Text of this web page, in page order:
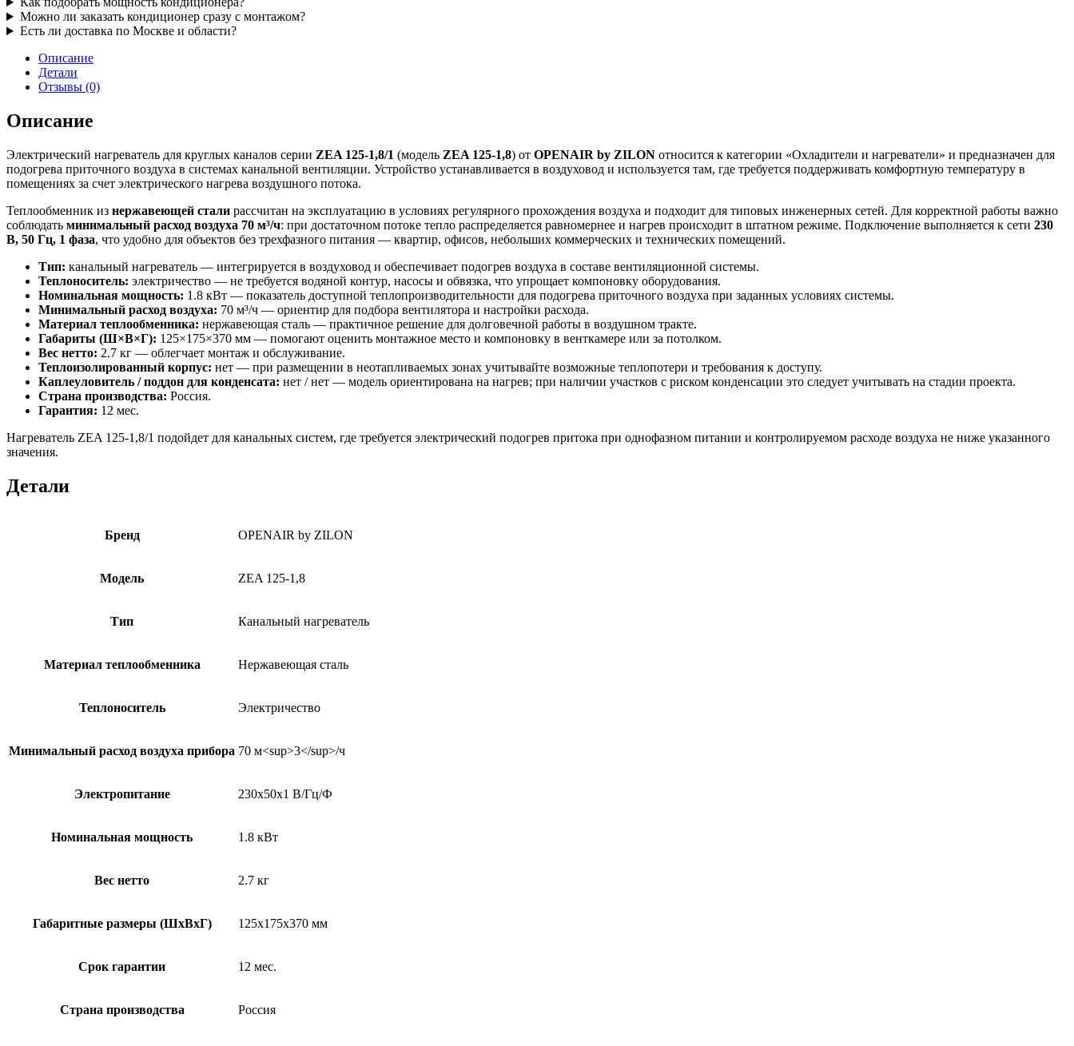
Можно ли заказать кондиционер сразу с монтажом?
Есть ли доставка по Москве и области?
Описание
Детали
Отзывы (0)
Описание
Электрический нагреватель для круглых каналов серии ZEA 125-1,8/1 (модель ZEA 125-1,8) от OPENAIR by ZILON относится к категории «Охладители и нагреватели» и предназначен для
подогрева приточного воздуха в системах канальной вентиляции. Устройство устанавливается в воздуховод и используется там, где требуется поддерживать комфортную температуру в
помещениях за счет электрического нагрева воздушного потока.
Теплообменник из нержавеющей стали рассчитан на эксплуатацию в условиях регулярного прохождения воздуха и подходит для типовых инженерных сетей. Для корректной работы важно
соблюдать минимальный расход воздуха 70 м³/ч: при достаточном потоке тепло распределяется равномернее и нагрев происходит в штатном режиме. Подключение выполняется к сети 230
В, 50 Гц, 1 фаза, что удобно для объектов без трехфазного питания — квартир, офисов, небольших коммерческих и технических помещений.
Тип: канальный нагреватель — интегрируется в воздуховод и обеспечивает подогрев воздуха в составе вентиляционной системы.
Теплоноситель: электричество — не требуется водяной контур, насосы и обвязка, что упрощает компоновку оборудования.
Номинальная мощность: 1.8 кВт — показатель доступной теплопроизводительности для подогрева приточного воздуха при заданных условиях системы.
Минимальный расход воздуха: 70 м³/ч — ориентир для подбора вентилятора и настройки расхода.
Материал теплообменника: нержавеющая сталь — практичное решение для долговечной работы в воздушном тракте.
Габариты (Ш×В×Г): 125×175×370 мм — помогают оценить монтажное место и компоновку в венткамере или за потолком.
Вес нетто: 2.7 кг — облегчает монтаж и обслуживание.
Теплоизолированный корпус: нет — при размещении в неотапливаемых зонах учитывайте возможные теплопотери и требования к доступу.
Каплеуловитель / поддон для конденсата: нет / нет — модель ориентирована на нагрев; при наличии участков с риском конденсации это следует учитывать на стадии проекта.
Страна производства: Россия.
Гарантия: 12 мес.
Нагреватель ZEA 125-1,8/1 подойдет для канальных систем, где требуется электрический подогрев притока при однофазном питании и контролируемом расходе воздуха не ниже указанного
значения.
Детали
Бренд OPENAIR by ZILON
Модель ZEA 125-1,8
Тип Канальный нагреватель
Материал теплообменника Нержавеющая сталь
Теплоноситель Электричество
Минимальный расход воздуха прибора 70 м<sup>3</sup>/ч
Электропитание 230x50x1 В/Гц/Ф
Номинальная мощность 1.8 кВт
Вес нетто 2.7 кг
Габаритные размеры (ШxВxГ) 125x175x370 мм
Срок гарантии 12 мес.
Страна производства Россия